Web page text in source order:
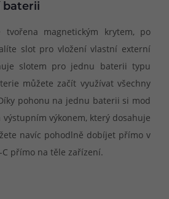
baterii
magnetickým krytem, po
slot pro vložení vlastní externí
slotem pro jednu baterii typu
můžete začít využívat všechny
pohonu na jednu baterii si mod
výkonem, který dosahuje
navíc pohodlně dobíjet přímo v
přímo na těle zařízení.